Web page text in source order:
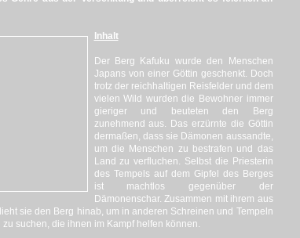
Inhalt
Der Berg Kafuku wurde den Menschen
Japans von einer Göttin geschenkt. Doch
trotz der reichhaltigen Reisfelder und dem
vielen Wild wurden die Bewohner immer
gieriger und beuteten den Berg
zunehmend aus. Das erzürnte die Göttin
dermaßen, dass sie Dämonen aussandte,
um die Menschen zu bestrafen und das
Land zu verfluchen. Selbst die Priesterin
des Tempels auf dem Gipfel des Berges
ist machtlos gegenüber der
Dämonenschar. Zusammen mit ihrem aus
sie den Berg hinab, um in anderen Schreinen und Tempeln
suchen, die ihnen im Kampf helfen können.